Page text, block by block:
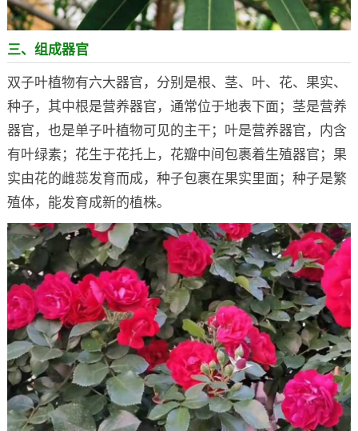
三、组成器官
双子叶植物有六大器官，分别是根、茎、叶、花、果实、
种子，其中根是营养器官，通常位于地表下面；茎是营养
器官，也是单子叶植物可见的主干；叶是营养器官，内含
有叶绿素；花生于花托上，花瓣中间包裹着生殖器官；果
实由花的雌蕊发育而成，种子包裹在果实里面；种子是繁
殖体，能发育成新的植株。